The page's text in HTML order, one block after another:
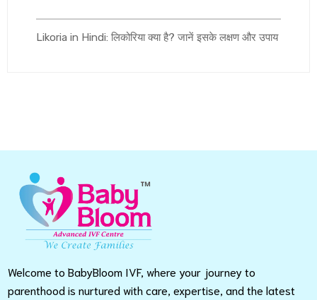
Likoria in Hindi: लिकोरिया क्या है? जानें इसके लक्षण और उपाय
Welcome to BabyBloom IVF, where your journey to
parenthood is nurtured with care, expertise, and the latest